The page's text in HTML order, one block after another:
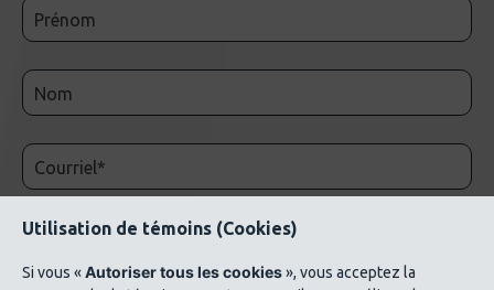
Utilisation de témoins (Cookies)
Si vous «Autoriser tous les cookies», vous acceptez la